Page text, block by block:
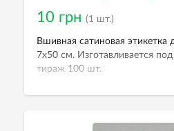
10 грн (1 шт.)
Вшивная сатиновая этикетка
7х50 см. Изготавливается
тираж 100 шт.